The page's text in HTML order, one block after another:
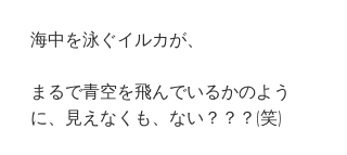
海中を泳ぐイルカが、
まるで青空を飛んでいるかのよう
に、見えなくも、ない？？？(笑)